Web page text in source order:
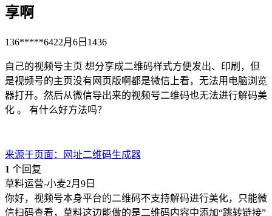
享啊
136*****6422月6日 1436
自己的视频号主页 想分享成二维码样式方便发出、印刷，但
是视频号的主页没有网页版啊都是微信上看，无法用电脑浏览
器打开。然后从微信导出来的视频号二维码也无法进行解码美
化 。 有什么好方法吗？
来源于页面 ：
网址二维码生成器
1 个回复
草料运营-小麦2月9日
你好，视频号本身平台的二维码不支持解码进行美化，只能微
信扫码查看，草料这边能做的是二维码内容中添加“跳转链接”